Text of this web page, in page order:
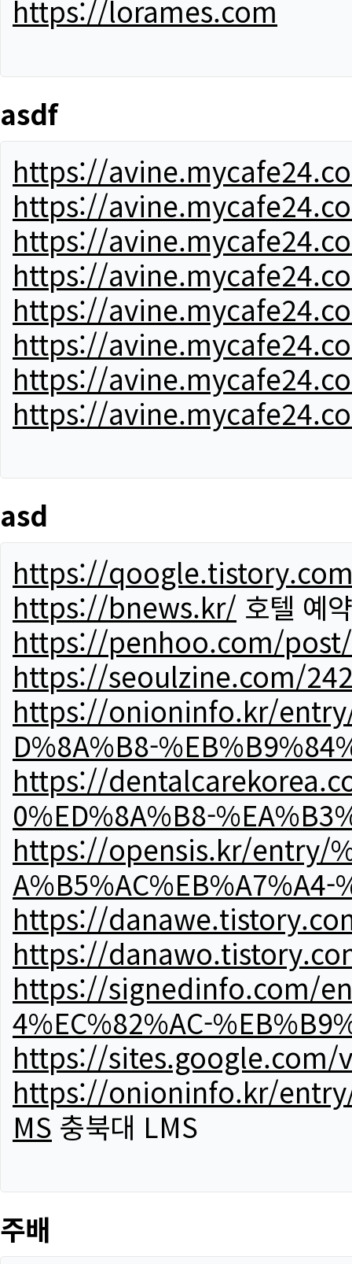
https://lorames.com
asdf
https://
https://
https://
https://
https://
https://
https://
https://
asd
https://
https://bnews.kr/ 호텔 예약
https://penhoo.com/
https://seoulzine.com/
https://onioninfo.kr/entry/
D%8A%B8-
https://
0%ED%8A%B8-
https://opensis.kr/entry/
A%B5%AC%EB%A7%A4-
https://
https://
https://signedinfo.com/
4%EC%82%AC-
https://sites.google.com/
https://onioninfo.kr/entry/
MS 충북대 LMS
주배